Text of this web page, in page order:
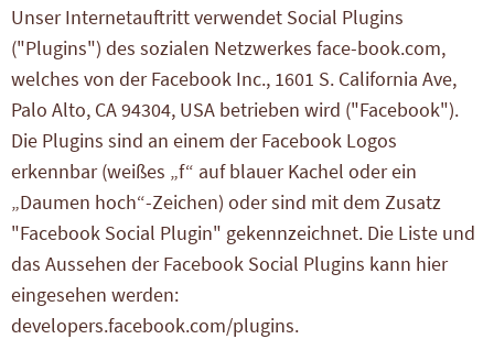
Unser Internetauftritt verwendet Social Plugins
("Plugins") des sozialen Netzwerkes face-book.com,
welches von der Facebook Inc., 1601 S. California Ave,
Palo Alto, CA 94304, USA betrieben wird ("Facebook").
Die Plugins sind an einem der Facebook Logos
erkennbar (weißes „f“ auf blauer Kachel oder ein
„Daumen hoch“-Zeichen) oder sind mit dem Zusatz
"Facebook Social Plugin" gekennzeichnet. Die Liste und
das Aussehen der Facebook Social Plugins kann hier
eingesehen werden:
developers.facebook.com/plugins.